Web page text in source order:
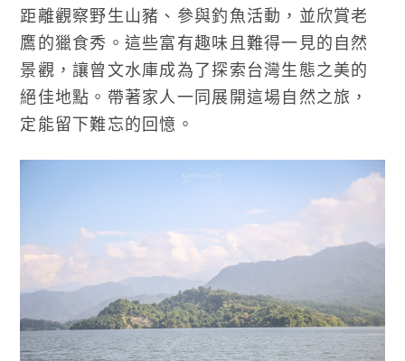
距離觀察野生山豬、參與釣魚活動，並欣賞老
鷹的獵食秀。這些富有趣味且難得一見的自然
景觀，讓曾文水庫成為了探索台灣生態之美的
絕佳地點。帶著家人一同展開這場自然之旅，
定能留下難忘的回憶。